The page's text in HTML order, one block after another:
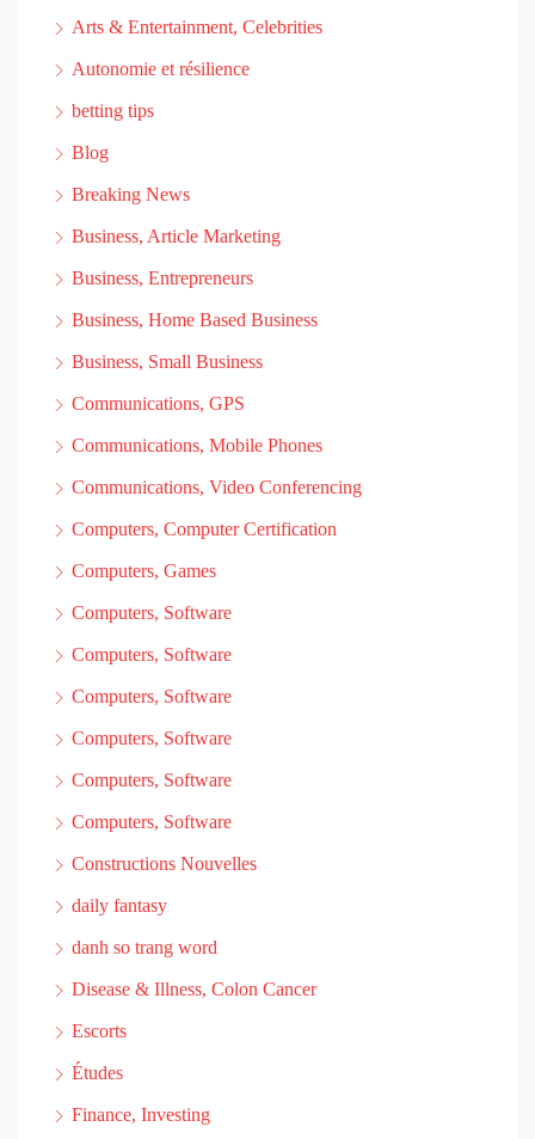
Arts & Entertainment, Celebrities
Autonomie et résilience
betting tips
Blog
Breaking News
Business, Article Marketing
Business, Entrepreneurs
Business, Home Based Business
Business, Small Business
Communications, GPS
Communications, Mobile Phones
Communications, Video Conferencing
Computers, Computer Certification
Computers, Games
Computers, Software
Computers, Software
Computers, Software
Computers, Software
Computers, Software
Computers, Software
Constructions Nouvelles
daily fantasy
danh so trang word
Disease & Illness, Colon Cancer
Escorts
Études
Finance, Investing